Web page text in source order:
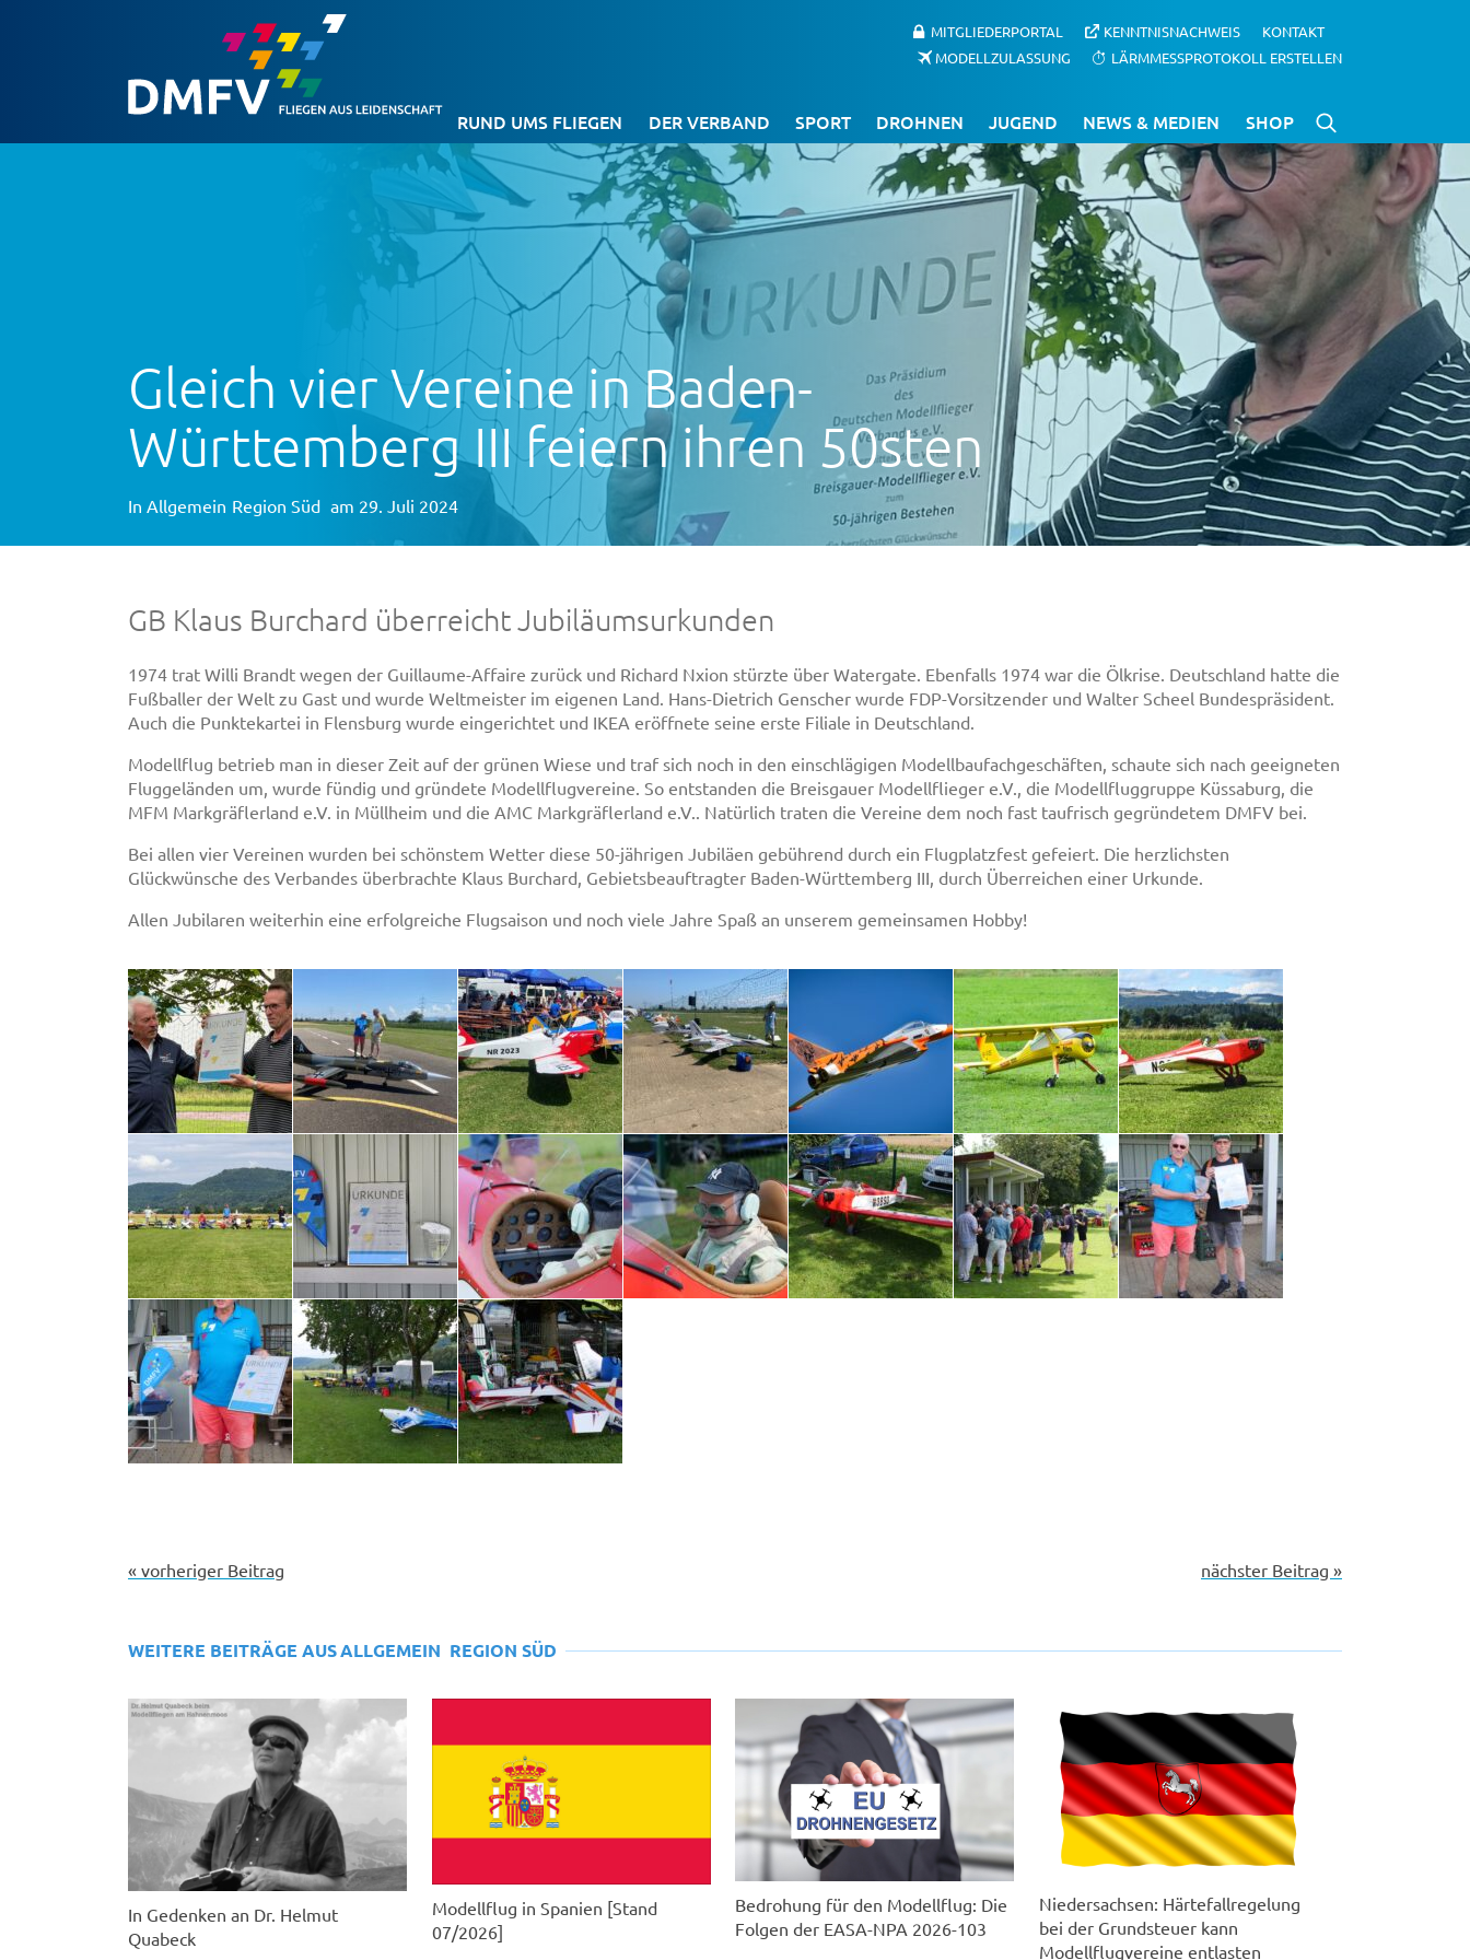
MITGLIEDERPORTAL KENNTNISNACHWEIS
KONTAKT
MODELLZULASSUNG
LÄRMMESSPROTOKOLL ERSTELLEN
RUND UMS FLIEGEN DER VERBAND SPORT DROHNEN JUGEND NEWS & MEDIEN SHOP
Gleich vier Vereine in Baden-
Württemberg III feiern ihren 50sten
In Allgemein Region Süd am 29. Juli 2024
GB Klaus Burchard überreicht Jubiläumsurkunden
1974 trat Willi Brandt wegen der Guillaume-Affaire zurück und Richard Nxion stürzte über Watergate. Ebenfalls 1974 war die Ölkrise. Deutschland hatte die
Fußballer der Welt zu Gast und wurde Weltmeister im eigenen Land. Hans-Dietrich Genscher wurde FDP-Vorsitzender und Walter Scheel Bundespräsident.
Auch die Punktekartei in Flensburg wurde eingerichtet und IKEA eröffnete seine erste Filiale in Deutschland.
Modellflug betrieb man in dieser Zeit auf der grünen Wiese und traf sich noch in den einschlägigen Modellbaufachgeschäften, schaute sich nach geeigneten
Fluggeländen um, wurde fündig und gründete Modellflugvereine. So entstanden die Breisgauer Modellflieger e.V., die Modellfluggruppe Küssaburg, die
MFM Markgräflerland e.V. in Müllheim und die AMC Markgräflerland e.V.. Natürlich traten die Vereine dem noch fast taufrisch gegründetem DMFV bei.
Bei allen vier Vereinen wurden bei schönstem Wetter diese 50-jährigen Jubiläen gebührend durch ein Flugplatzfest gefeiert. Die herzlichsten
Glückwünsche des Verbandes überbrachte Klaus Burchard, Gebietsbeauftragter Baden-Württemberg III, durch Überreichen einer Urkunde.
Allen Jubilaren weiterhin eine erfolgreiche Flugsaison und noch viele Jahre Spaß an unserem gemeinsamen Hobby!
« vorheriger Beitrag nächster Beitrag »
WEITERE BEITRÄGE AUSALLGEMEIN REGION SÜD
In Gedenken an Dr. Helmut
Quabeck
Modellflug in Spanien [Stand
07/2026]
Bedrohung für den Modellflug: Die
Folgen der EASA-NPA 2026-103
Niedersachsen: Härtefallregelung
bei der Grundsteuer kann
Modellflugvereine entlasten